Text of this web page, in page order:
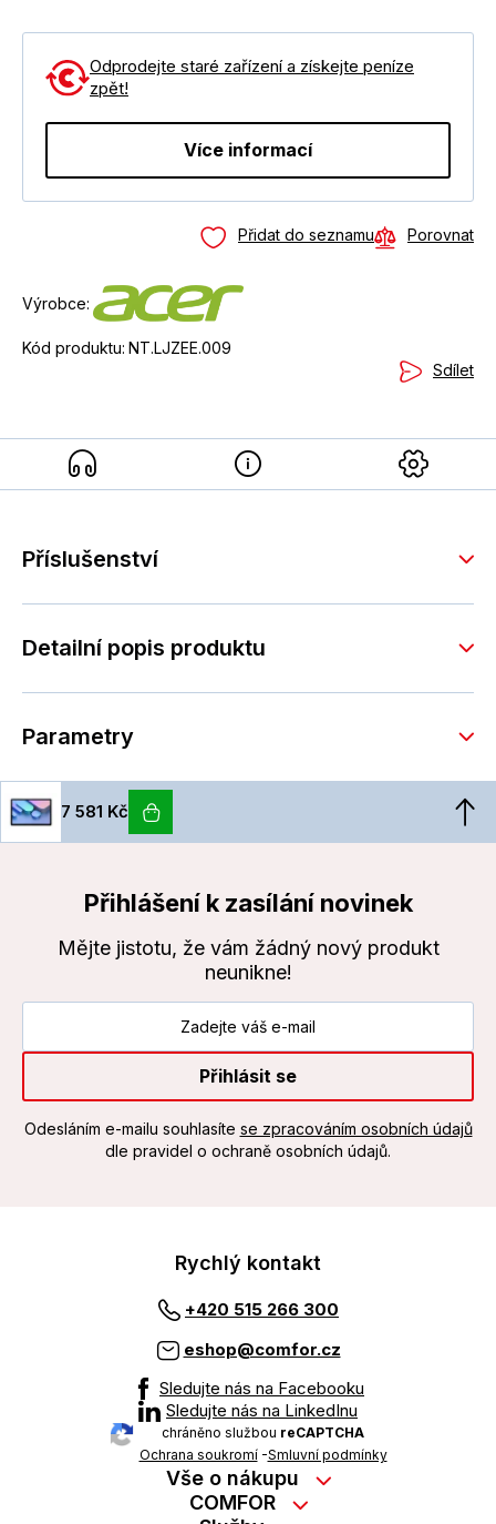
Odprodejte staré zařízení a získejte peníze
zpět!
Více informací
Přidat do seznamu Porovnat
Výrobce:
Kód produktu: NT.LJZEE.009
Sdílet
Příslušenství
Detailní popis produktu
Parametry
7 581 Kč
Přihlášení k zasílání novinek
Mějte jistotu, že vám žádný nový produkt
neunikne!
Přihlásit se
Odesláním e-mailu souhlasíte se zpracováním osobních údajů
dle pravidel o ochraně osobních údajů.
Rychlý kontakt
+420 515 266 300
eshop@comfor.cz
Sledujte nás na Facebooku
Sledujte nás na LinkedInu
chráněno službou reCAPTCHA
Ochrana soukromí-Smluvní podmínky
Vše o nákupu
Nákup na splátky
COMFOR